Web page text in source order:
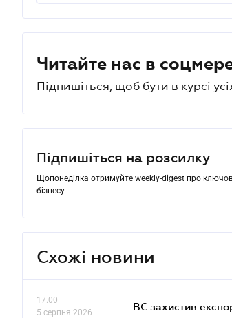
Читайте нас в
Підпишіться, щоб бути в курсі
Підпишіться на розсилку
Щопонеділка отримуйте weekly-digest про
бізнесу
Схожі новини
17.00
5 серпня 2026
ВС захистив